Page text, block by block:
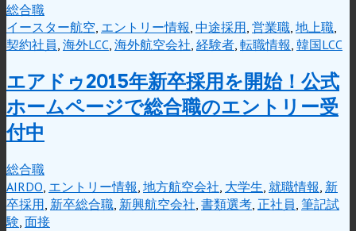
総合職
イースター航空 エントリー情報 中途採用 営業職 地上職
契約社員 海外LCC 海外航空会社 経験者 転職情報 韓国LCC
エアドゥ2015年新卒採用を開始！公式
ホームページで総合職のエントリー受
付中
総合職
AIRDO, エントリー情報, 地方航空会社, 大学生, 就職情報, 新
卒採用, 新卒総合職, 新興航空会社, 書類選考, 正社員, 筆記試
験, 面接